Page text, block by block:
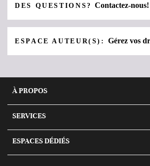
DES QUESTIONS?Contactez-nous!
ESPACE AUTEUR(S):Gérez vos
À PROPOS
SERVICES
ESPACES DÉDIÉS